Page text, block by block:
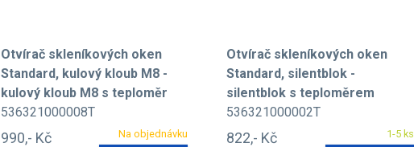
Otvírač skleníkových oken
Standard, kulový kloub M8 -
kulový kloub M8 s teploměr
536321000008T
Na objednávku
990,- Kč
Otvírač skleníkových oken
Standard, silentblok -
silentblok s teploměrem
536321000002T
1-5 ks
822,- Kč